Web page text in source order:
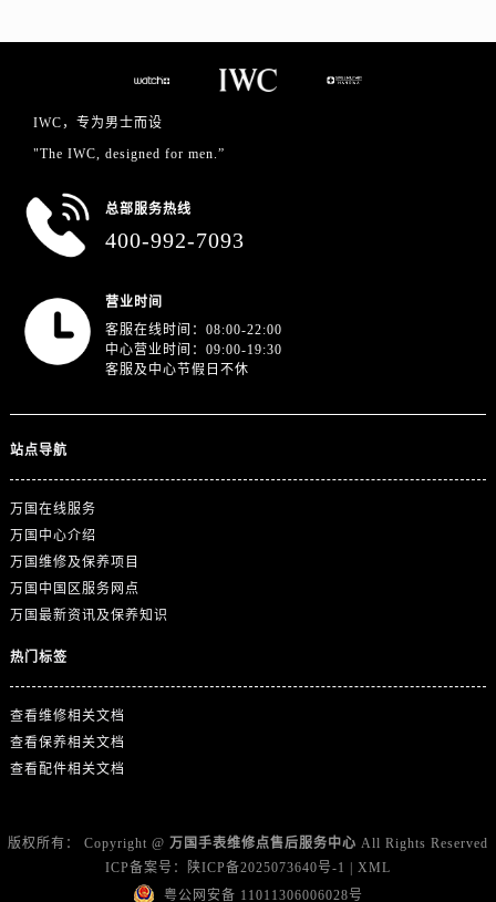
山东省潍坊市奎文区东风东街万国售后服务中心（需提前预约）
浙江省绍兴市越城区胜利东路379号世茂天际中心写字楼8层805室万国售后服务中心（需提前预约）
澳门特别行政区大堂区议事亭前地（新马路）万国售后服务中心（需提前预约）
广东省河源市源城区越王大道万国售后服务中心（需提前预约）
IWC，专为男士而设
"The IWC, designed for men.”
总部服务热线
400-992-7093
营业时间
客服在线时间：08:00-22:00
中心营业时间：09:00-19:30
客服及中心节假日不休
站点导航
万国在线服务
万国中心介绍
万国维修及保养项目
万国中国区服务网点
万国最新资讯及保养知识
热门标签
查看维修相关文档
查看保养相关文档
查看配件相关文档
版权所有： Copyright @ 万国手表维修点售后服务中心 All Rights Reserved
ICP备案号：
陕ICP备2025073640号-1 | XML
粤公网安备 11011306006028号